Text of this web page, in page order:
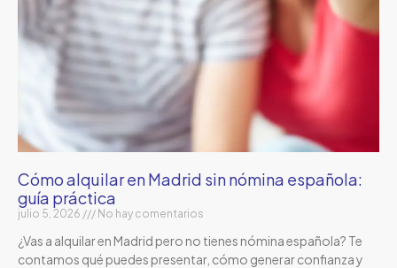
Cómo alquilar en Madrid sin nómina española:
guía práctica
julio 5, 2026 No hay comentarios
¿Vas a alquilar en Madrid pero no tienes nómina española? Te
contamos qué puedes presentar, cómo generar confianza y